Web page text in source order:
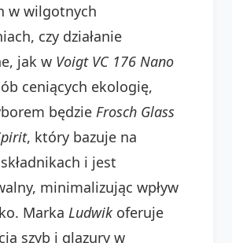
w wilgotnych
czy działanie
jak w Voigt VC 176 Nano
ceniących ekologię,
będzie Frosch Glass
, który bazuje na
i jest
minimalizując wpływ
Marka Ludwik oferuje
szyb i glazury w